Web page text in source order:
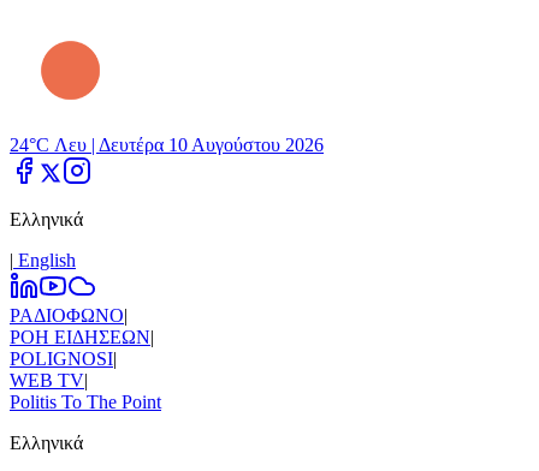
24°C Λευ | Δευτέρα 10 Αυγούστου 2026
Ελληνικά
| Εnglish
ΡΑΔΙΟΦΩΝΟ|
ΡΟΗ ΕΙΔΗΣΕΩΝ|
POLIGNOSI|
WEB TV|
Politis To The Point
Ελληνικά